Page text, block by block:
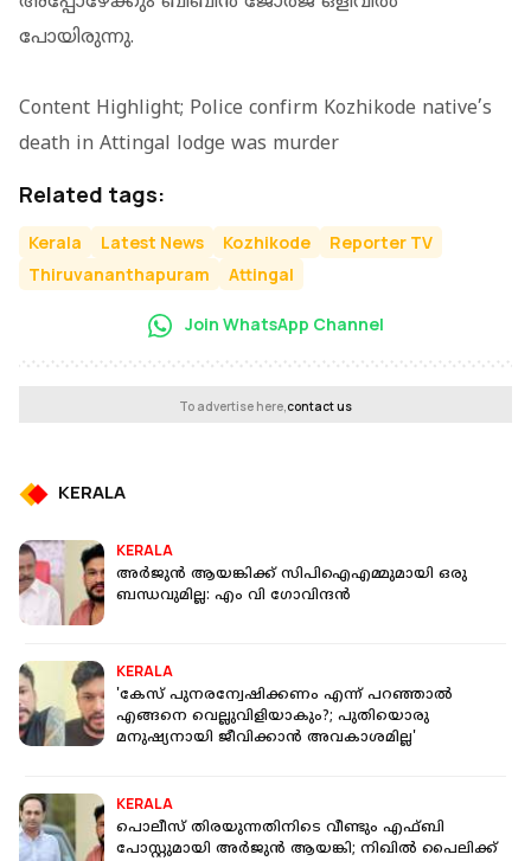
പോയിരുന്നു.
Content Highlight; Police confirm Kozhikode native’s
death in Attingal lodge was murder
Related tags:
Kerala Latest News Kozhikode
Reporter TV
Thiruvananthapuram
Attingal
Join WhatsApp Channel
To advertise here,contact us
KERALA
KERALA
അര്‍ജുന്‍ ആയങ്കിക്ക് സിപിഐഎമ്മുമായി ഒരു
ബന്ധവുമില്ല: എം വി ഗോവിന്ദന്‍
KERALA
'കേസ് പുനരന്വേഷിക്കണം എന്ന് പറഞ്ഞാൽ
എങ്ങനെ വെല്ലുവിളിയാകും?; പുതിയൊരു
മനുഷ്യനായി ജീവിക്കാൻ അവകാശമില്ല'
KERALA
പൊലീസ് തിരയുന്നതിനിടെ വീണ്ടും എഫ്ബി
പോസ്റ്റുമായി അർജുൻ ആയങ്കി; നിഖിൽ പൈലിക്ക്